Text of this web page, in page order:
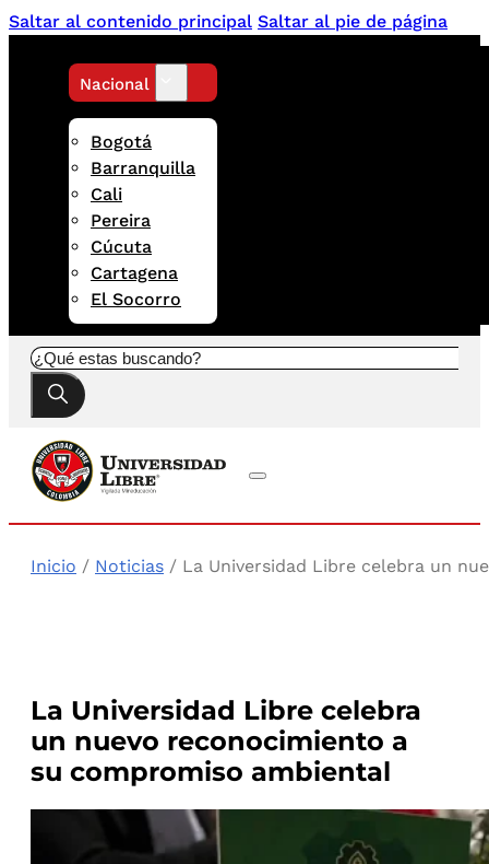
Saltar al contenido principal Saltar al pie de página
Nacional
Bogotá
Barranquilla
Cali
Pereira
Cúcuta
Cartagena
El Socorro
Buscar
Inicio / Noticias / La Universidad Libre celebra un
La Universidad Libre celebra
un nuevo reconocimiento a
su compromiso ambiental